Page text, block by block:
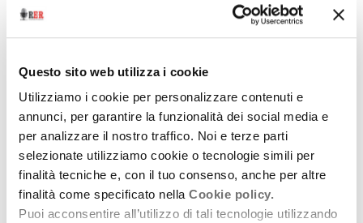
Questo sito web utilizza i cookie
Utilizziamo i cookie per personalizzare contenuti e
annunci, per garantire la funzionalità dei social media e
per analizzare il nostro traffico. Noi e terze parti
selezionate utilizziamo cookie o tecnologie simili per
finalità tecniche e, con il tuo consenso, anche per altre
finalità come specificato nella Cookie policy.
Puoi acconsentire all’utilizzo di tali tecnologie utilizzando
Parmigiano-Reggiano
23 ottobre 2009
Contro la crisi dalla Regione tre nuovi bandi per
rendere più facile il credito e 18 milioni di euro dal
Piano di sviluppo rurale